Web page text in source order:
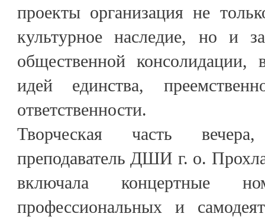
проекты организация не
культурное наследие, но и
общественной консолидации,
идей единства,
ответственности.
Творческая часть
преподаватель ДШИ г. о.
включала концертные
профессиональных и